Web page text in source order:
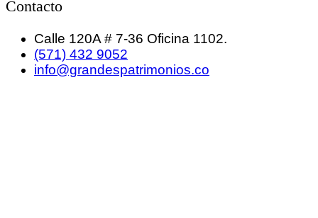
Contacto
Calle 120A # 7-36 Oficina 1102.
(571) 432 9052
info@grandespatrimonios.co